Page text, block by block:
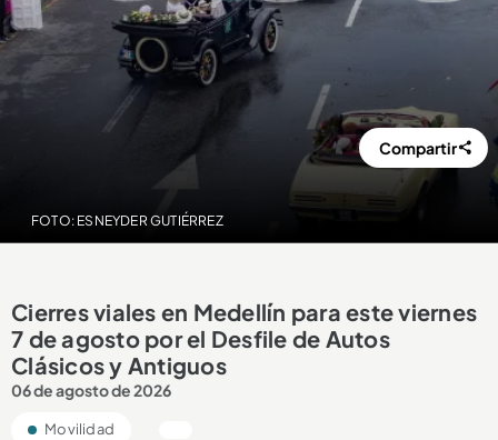
FOTO: ESNEYDER GUTIÉRREZ
Compartir
Cierres viales en Medellín para este viernes
7 de agosto por el Desfile de Autos
Clásicos y Antiguos
06 de agosto de 2026
Movilidad